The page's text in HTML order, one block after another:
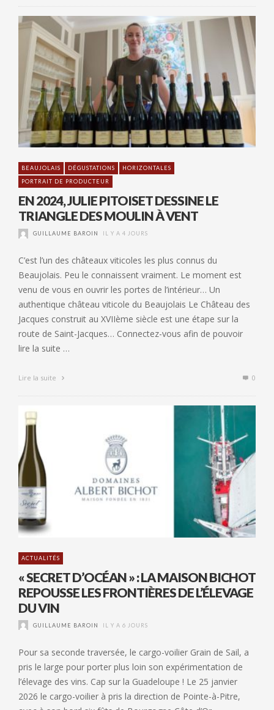
BEAUJOLAIS DÉGUSTATIONS
HORIZONTALES
PORTRAIT DE PRODUCTEUR
EN 2024, JULIE PITOISET DESSINE LE
TRIANGLE DES MOULIN À VENT
GUILLAUME BAROIN IL Y A 4 JOURS
C’est l’un des châteaux viticoles les plus connus du
Beaujolais. Peu le connaissent vraiment. Le moment est
venu de vous en ouvrir les portes de l’intérieur… Un
authentique château viticole du Beaujolais Le Château des
Jacques construit au XVIIème siècle est une étape sur la
route de Saint-Jacques… Connectez-vous afin de pouvoir
lire la suite …
Lire la suite 0
ACTUALITÉS
« SECRET D’OCÉAN » : LA MAISON BICHOT
REPOUSSE LES FRONTIÈRES DE L’ÉLEVAGE
DU VIN
GUILLAUME BAROIN IL Y A 6 JOURS
Pour sa seconde traversée, le cargo-voilier Grain de Sail, a
pris le large pour porter plus loin son expérimentation de
l’élevage des vins. Cap sur la Guadeloupe ! Le 25 janvier
2026 le cargo-voilier à pris la direction de Pointe-à-Pitre,